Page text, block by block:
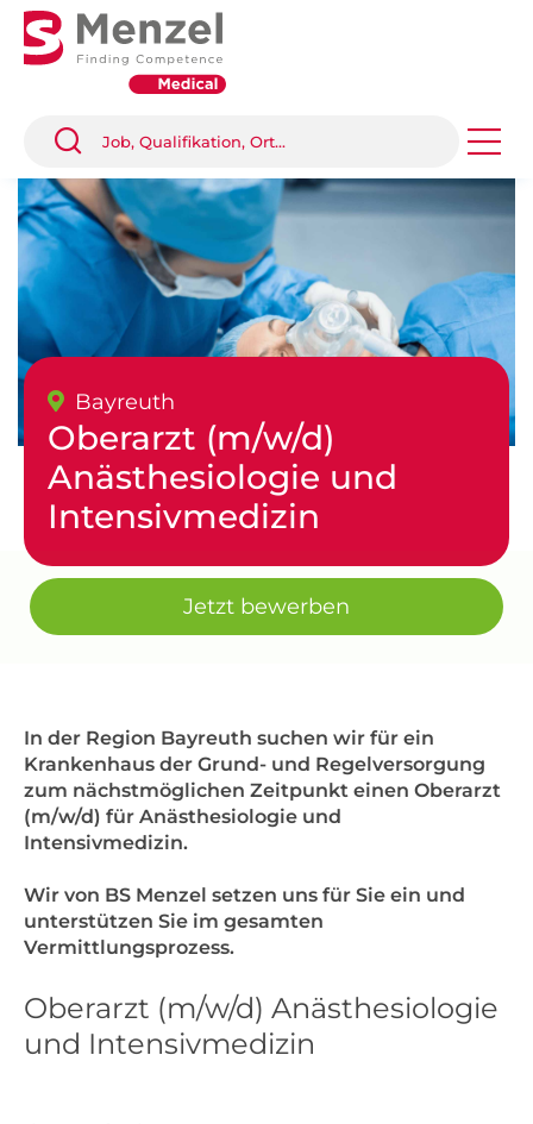
Bayreuth
Oberarzt (m/w/d)
Anästhesiologie und
Intensivmedizin
Jetzt bewerben
In der Region Bayreuth suchen wir für ein
Krankenhaus der Grund- und Regelversorgung
zum nächstmöglichen Zeitpunkt einen Oberarzt
(m/w/d) für Anästhesiologie und
Intensivmedizin.
Wir von BS Menzel setzen uns für Sie ein und
unterstützen Sie im gesamten
Vermittlungsprozess.
Oberarzt (m/w/d) Anästhesiologie
und Intensivmedizin